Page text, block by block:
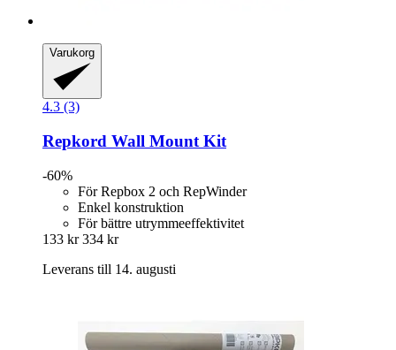
Varukorg
4.3 (3)
Repkord Wall Mount Kit
-60%
För Repbox 2 och RepWinder
Enkel konstruktion
För bättre utrymmeeffektivitet
133 kr 334 kr
Leverans till 14. augusti